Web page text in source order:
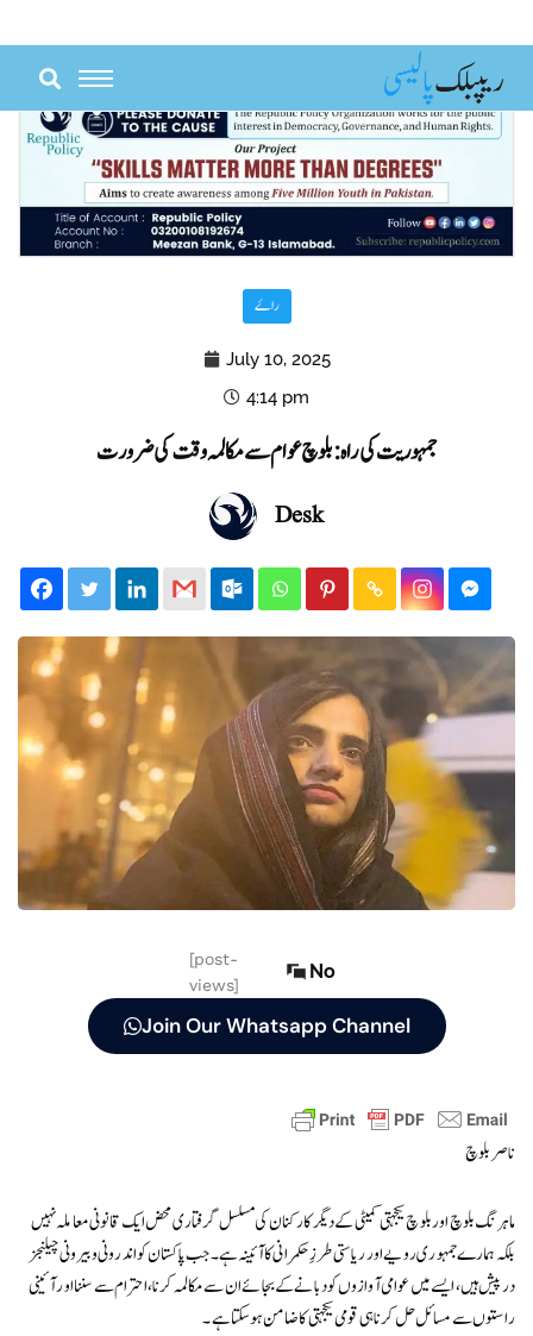
content
راۓ
July 10, 2025
4:14 pm
جمہوریت کی راہ: بلوچ عوام سے مکالمہ وقت کی ضرورت
Desk
[post-
views]
No
Join Our Whatsapp Channel
ناصر بلوچ
ماہرنگ بلوچ اور بلوچ یکجہتی کمیٹی کے دیگر کارکنان کی مسلسل گرفتاری محض ایک قانونی معاملہ نہیں
بلکہ ہمارے جمہوری رویے اور ریاستی طرزِ حکمرانی کا آئینہ ہے۔ جب پاکستان کو اندرونی و بیرونی چیلنجز
درپیش ہیں، ایسے میں عوامی آوازوں کو دبانے کے بجائے ان سے مکالمہ کرنا، احترام سے سننا اور آئینی
راستوں سے مسائل حل کرنا ہی قومی یکجہتی کا ضامن ہو سکتا ہے۔